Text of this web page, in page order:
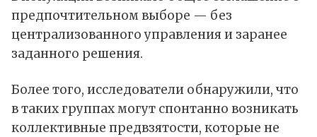
предпочтительном выборе — без
централизованного управления и заранее
заданного решения.
Более того, исследователи обнаружили, что
в таких группах могут спонтанно возникать
коллективные предвзятости, которые не